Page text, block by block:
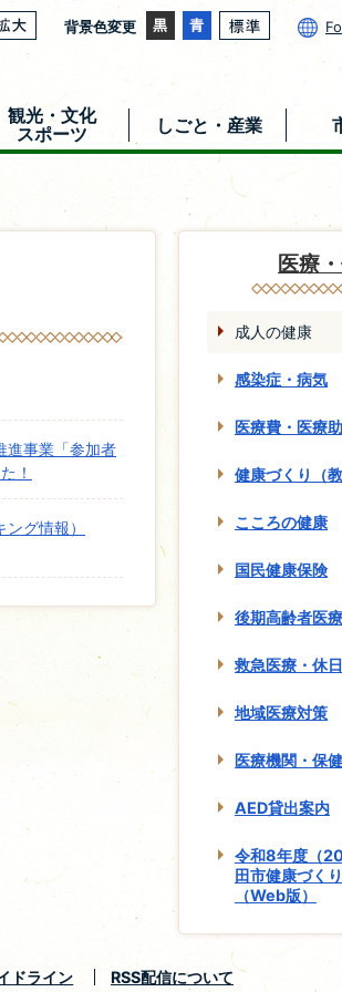
背景色変更
観光・文化
スポーツ
しごと・産業
進事業「参加者
！
グ情報）
医療
成人の健康
感染症・病気
医療費・医療
健康づくり（
こころの健康
国民健康保険
後期高齢者医
救急医療・休
地域医療対策
医療機関・保
AED貸出案内
令和8年度（
田市健康づく
（Web版）
ドライン RSS配信について